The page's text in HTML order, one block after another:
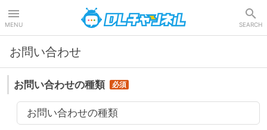
MENU SEARCH
お問い合わせ
お問い合わせの種類
お問い合わせの種類